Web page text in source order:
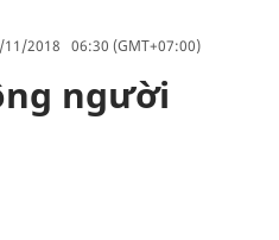
11/2018 06:30 (GMT+07:00)
người